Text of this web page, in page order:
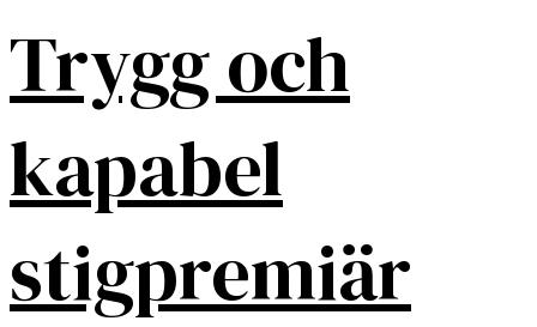
Trygg och
kapabel
stigpremiär